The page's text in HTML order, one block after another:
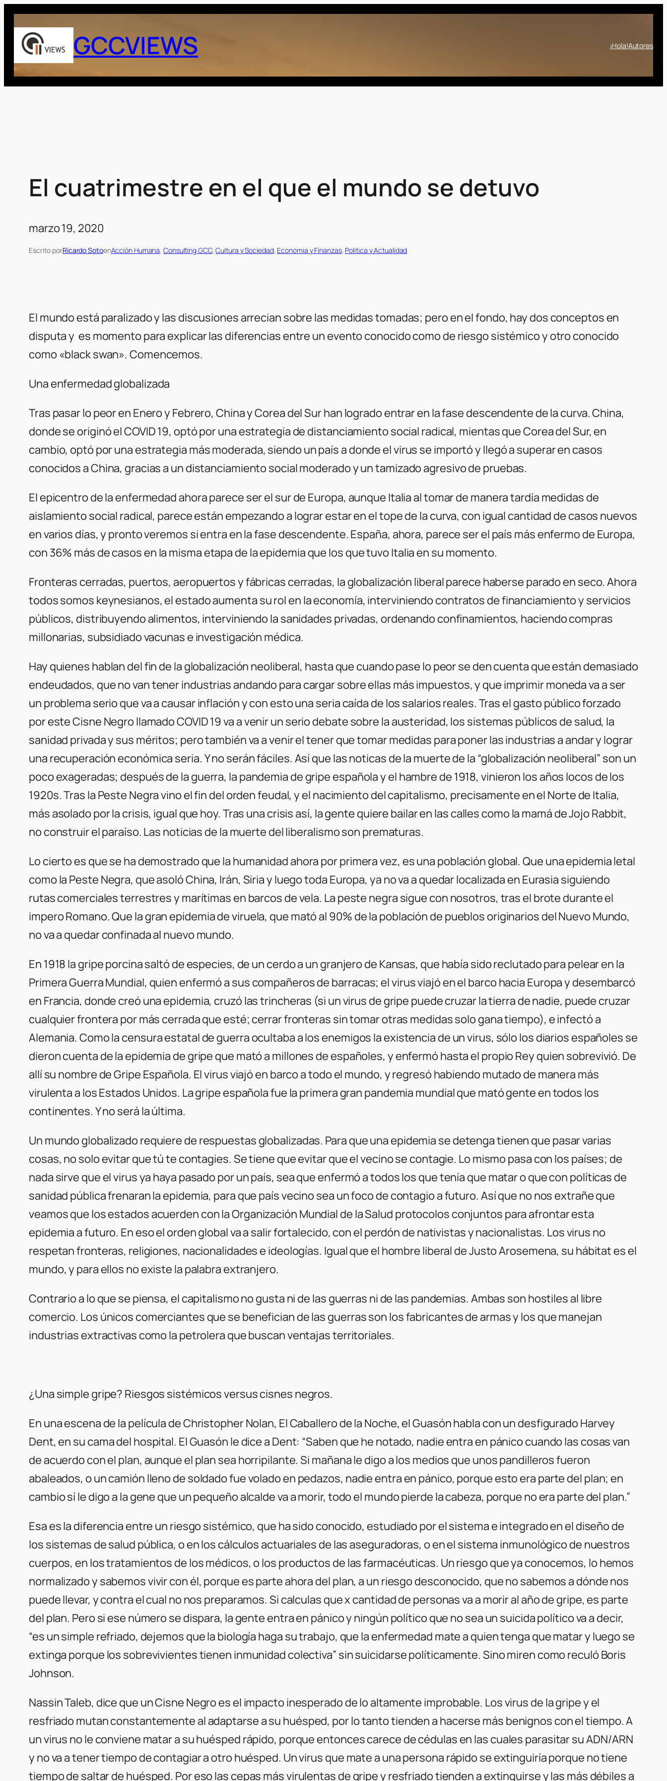
Saltar
contenido
GCCVIEWS ¡Hola!Autores
El cuatrimestre en el que el mundo se detuvo
marzo 19, 2020
Escrito porRicardo SotoenAcción Humana, Consulting GCC, Cultura y Sociedad, Economia y Finanzas, Politica y Actualidad
El mundo está paralizado y las discusiones arrecian sobre las medidas tomadas; pero en el fondo, hay dos conceptos en
disputa y es momento para explicar las diferencias entre un evento conocido como de riesgo sistémico y otro conocido
como «black swan». Comencemos.
Una enfermedad globalizada
Tras pasar lo peor en Enero y Febrero, China y Corea del Sur han logrado entrar en la fase descendente de la curva. China,
donde se originó el COVID 19, optó por una estrategia de distanciamiento social radical, mientas que Corea del Sur, en
cambio, optó por una estrategia más moderada, siendo un país a donde el virus se importó y llegó a superar en casos
conocidos a China, gracias a un distanciamiento social moderado y un tamizado agresivo de pruebas.
El epicentro de la enfermedad ahora parece ser el sur de Europa, aunque Italia al tomar de manera tardía medidas de
aislamiento social radical, parece están empezando a lograr estar en el tope de la curva, con igual cantidad de casos nuevos
en varios días, y pronto veremos si entra en la fase descendente. España, ahora, parece ser el país más enfermo de Europa,
con 36% más de casos en la misma etapa de la epidemia que los que tuvo Italia en su momento.
Fronteras cerradas, puertos, aeropuertos y fábricas cerradas, la globalización liberal parece haberse parado en seco. Ahora
todos somos keynesianos, el estado aumenta su rol en la economía, interviniendo contratos de financiamiento y servicios
públicos, distribuyendo alimentos, interviniendo la sanidades privadas, ordenando confinamientos, haciendo compras
millonarias, subsidiado vacunas e investigación médica.
Hay quienes hablan del fin de la globalización neoliberal, hasta que cuando pase lo peor se den cuenta que están demasiado
endeudados, que no van tener industrias andando para cargar sobre ellas más impuestos, y que imprimir moneda va a ser
un problema serio que va a causar inflación y con esto una seria caída de los salarios reales. Tras el gasto público forzado
por este Cisne Negro llamado COVID 19 va a venir un serio debate sobre la austeridad, los sistemas públicos de salud, la
sanidad privada y sus méritos; pero también va a venir el tener que tomar medidas para poner las industrias a andar y lograr
una recuperación económica seria. Y no serán fáciles. Así que las noticas de la muerte de la “globalización neoliberal” son un
poco exageradas; después de la guerra, la pandemia de gripe española y el hambre de 1918, vinieron los años locos de los
1920s. Tras la Peste Negra vino el fin del orden feudal, y el nacimiento del capitalismo, precisamente en el Norte de Italia,
más asolado por la crisis, igual que hoy. Tras una crisis así, la gente quiere bailar en las calles como la mamá de Jojo Rabbit,
no construir el paraíso. Las noticias de la muerte del liberalismo son prematuras.
Lo cierto es que se ha demostrado que la humanidad ahora por primera vez, es una población global. Que una epidemia letal
como la Peste Negra, que asoló China, Irán, Siria y luego toda Europa, ya no va a quedar localizada en Eurasia siguiendo
rutas comerciales terrestres y marítimas en barcos de vela. La peste negra sigue con nosotros, tras el brote durante el
impero Romano. Que la gran epidemia de viruela, que mató al 90% de la población de pueblos originarios del Nuevo Mundo,
no va a quedar confinada al nuevo mundo.
En 1918 la gripe porcina saltó de especies, de un cerdo a un granjero de Kansas, que había sido reclutado para pelear en la
Primera Guerra Mundial, quien enfermó a sus compañeros de barracas; el virus viajó en el barco hacia Europa y desembarcó
en Francia, donde creó una epidemia, cruzó las trincheras (si un virus de gripe puede cruzar la tierra de nadie, puede cruzar
cualquier frontera por más cerrada que esté; cerrar fronteras sin tomar otras medidas solo gana tiempo), e infectó a
Alemania. Como la censura estatal de guerra ocultaba a los enemigos la existencia de un virus, sólo los diarios españoles se
dieron cuenta de la epidemia de gripe que mató a millones de españoles, y enfermó hasta el propio Rey quien sobrevivió. De
allí su nombre de Gripe Española. El virus viajó en barco a todo el mundo, y regresó habiendo mutado de manera más
virulenta a los Estados Unidos. La gripe española fue la primera gran pandemia mundial que mató gente en todos los
continentes. Y no será la última.
Un mundo globalizado requiere de respuestas globalizadas. Para que una epidemia se detenga tienen que pasar varias
cosas, no solo evitar que tú te contagies. Se tiene que evitar que el vecino se contagie. Lo mismo pasa con los países; de
nada sirve que el virus ya haya pasado por un país, sea que enfermó a todos los que tenía que matar o que con políticas de
sanidad pública frenaran la epidemia, para que país vecino sea un foco de contagio a futuro. Así que no nos extrañe que
veamos que los estados acuerden con la Organización Mundial de la Salud protocolos conjuntos para afrontar esta
epidemia a futuro. En eso el orden global va a salir fortalecido, con el perdón de nativistas y nacionalistas. Los virus no
respetan fronteras, religiones, nacionalidades e ideologías. Igual que el hombre liberal de Justo Arosemena, su hábitat es el
mundo, y para ellos no existe la palabra extranjero.
Contrario a lo que se piensa, el capitalismo no gusta ni de las guerras ni de las pandemias. Ambas son hostiles al libre
comercio. Los únicos comerciantes que se benefician de las guerras son los fabricantes de armas y los que manejan
industrias extractivas como la petrolera que buscan ventajas territoriales.
¿Una simple gripe? Riesgos sistémicos versus cisnes negros.
En una escena de la película de Christopher Nolan, El Caballero de la Noche, el Guasón habla con un desfigurado Harvey
Dent, en su cama del hospital. El Guasón le dice a Dent: “Saben que he notado, nadie entra en pánico cuando las cosas van
de acuerdo con el plan, aunque el plan sea horripilante. Si mañana le digo a los medios que unos pandilleros fueron
abaleados, o un camión lleno de soldado fue volado en pedazos, nadie entra en pánico, porque esto era parte del plan; en
cambio sí le digo a la gene que un pequeño alcalde va a morir, todo el mundo pierde la cabeza, porque no era parte del plan.”
Esa es la diferencia entre un riesgo sistémico, que ha sido conocido, estudiado por el sistema e integrado en el diseño de
los sistemas de salud pública, o en los cálculos actuariales de las aseguradoras, o en el sistema inmunológico de nuestros
cuerpos, en los tratamientos de los médicos, o los productos de las farmacéuticas. Un riesgo que ya conocemos, lo hemos
normalizado y sabemos vivir con él, porque es parte ahora del plan, a un riesgo desconocido, que no sabemos a dónde nos
puede llevar, y contra el cual no nos preparamos. Si calculas que x cantidad de personas va a morir al año de gripe, es parte
del plan. Pero si ese número se dispara, la gente entra en pánico y ningún político que no sea un suicida político va a decir,
“es un simple refriado, dejemos que la biología haga su trabajo, que la enfermedad mate a quien tenga que matar y luego se
extinga porque los sobrevivientes tienen inmunidad colectiva” sin suicidarse políticamente. Sino miren como reculó Boris
Johnson.
Nassin Taleb, dice que un Cisne Negro es el impacto inesperado de lo altamente improbable. Los virus de la gripe y el
resfriado mutan constantemente al adaptarse a su huésped, por lo tanto tienden a hacerse más benignos con el tiempo. A
un virus no le conviene matar a su huésped rápido, porque entonces carece de cédulas en las cuales parasitar su ADN/ARN
y no va a tener tiempo de contagiar a otro huésped. Un virus que mate a una persona rápido se extinguiría porque no tiene
tiempo de saltar de huésped. Por eso las cepas más virulentas de gripe y resfriado tienden a extinguirse y las más débiles a